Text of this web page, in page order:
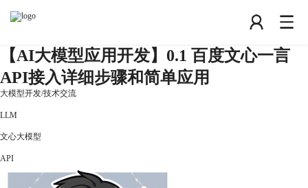
【AI大模型应用开发】0.1 百度文心一言
API接入详细步骤和简单应用
大模型开发/技术交流
LLM
文心大模型
API